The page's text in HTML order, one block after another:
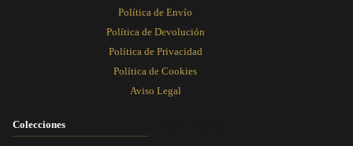
Política de Envío
Política de Devolución
Política de Privacidad
Política de Cookies
Aviso Legal
Colecciones